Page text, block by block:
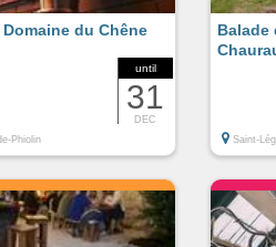
until
31
DEC
du Chêne
Phiolin
Balade
Saint-